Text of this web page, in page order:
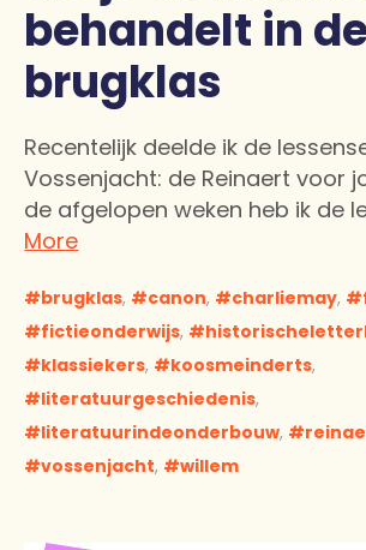
behandelt in
brugklas
Recentelijk deelde ik de
Vossenjacht: de Reinaert voor
de afgelopen weken heb ik de
More
brugklas, canon, charliemay,
fictieonderwijs,
klassiekers, koosmeinderts,
literatuurgeschiedenis,
literatuurindeonderbouw,
vossenjacht, willem